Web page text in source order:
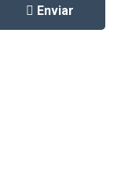
Enviar